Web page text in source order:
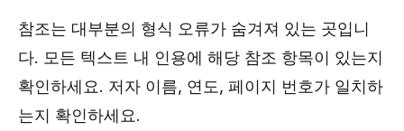
참조는 대부분의 형식 오류가 숨겨져 있는 곳입니
다. 모든 텍스트 내 인용에 해당 참조 항목이 있는지
확인하세요. 저자 이름, 연도, 페이지 번호가 일치하
는지 확인하세요.